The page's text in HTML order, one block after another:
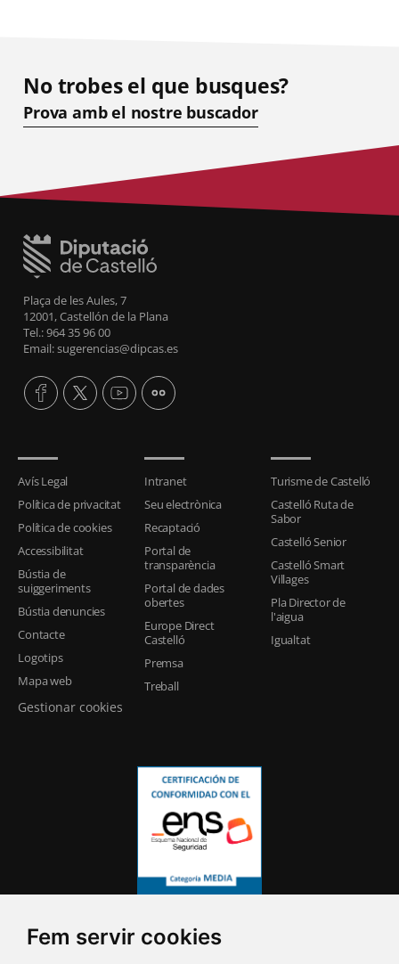
Fem servir cookies
No trobes el que busques?
Prova amb el nostre buscador
Plaça de les Aules, 7
12001, Castellón de la Plana
Tel.: 964 35 96 00
Email: sugerencias@dipcas.es
Avís Legal
Política de privacitat
Política de cookies
Accessibilitat
Bústia de
suiggeriments
Bústia denuncies
Contacte
Logotips
Mapa web
Gestionar cookies
Intranet
Seu electrònica
Recaptació
Portal de
transparència
Portal de dades
obertes
Europe Direct
Castelló
Premsa
Treball
Turisme de Castelló
Castelló Ruta de
Sabor
Castelló Senior
Castelló Smart
Villages
Pla Director de
l'aigua
Igualtat